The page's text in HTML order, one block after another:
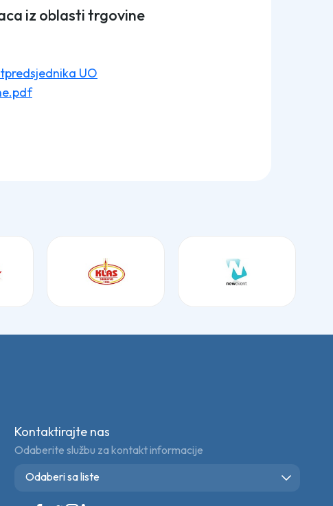
iz oblasti trgovine
UO
Kontaktirajte nas
Odaberite službu za kontakt informacije
Odaberi sa liste